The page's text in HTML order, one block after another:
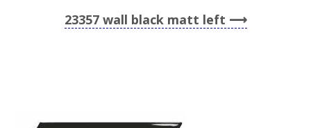
23357 wall black matt left